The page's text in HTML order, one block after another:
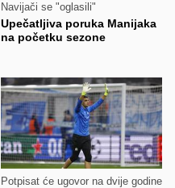
Navijači se "oglasili"
Upečatljiva poruka Manijaka
na početku sezone
Potpisat će ugovor na dvije godine